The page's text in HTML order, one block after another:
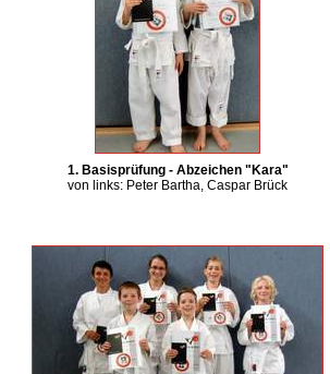
1. Basisprüfung - Abzeichen "Kara"
von links: Peter Bartha, Caspar Brück